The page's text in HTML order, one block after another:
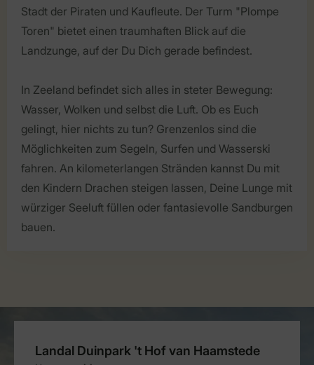
Stadt der Piraten und Kaufleute. Der Turm "Plompe
Toren" bietet einen traumhaften Blick auf die
Landzunge, auf der Du Dich gerade befindest.
In Zeeland befindet sich alles in steter Bewegung:
Wasser, Wolken und selbst die Luft. Ob es Euch
gelingt, hier nichts zu tun? Grenzenlos sind die
Möglichkeiten zum Segeln, Surfen und Wasserski
fahren. An kilometerlangen Stränden kannst Du mit
den Kindern Drachen steigen lassen, Deine Lunge mit
würziger Seeluft füllen oder fantasievolle Sandburgen
bauen.